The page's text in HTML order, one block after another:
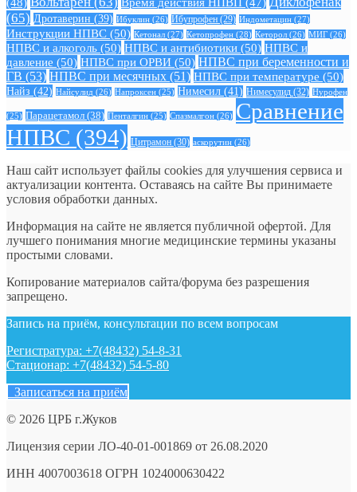
(65) Дротаверин (39) Ибуклин (26) Ибупрофен (29) Индометацин (27)
Инструкции НПВС (50) Кетонал (27) Кетопрофен (28) Кеторол (26) МИГ (26)
НПВС и алкоголь (50) НПВС и антибиотики (50) НПВС и
давление (50) НПВС при ОРВИ (50) НПВС при беременности и
ГВ (53) НПВС при месячных (51) НПВС при температуре (50)
Найз (42) Найсулид (26) Напроксен (25) Нимесил (41) Нимесулид (32) Нурофен
(25) Парацетамол (38) Пенталгин (25) Спазмалгон (26) Сравнение
НПВС (394) Цитрамон (30) аскорутин (26)
Наш сайт использует файлы cookies для улучшения сервиса и
актуализации контента. Оставаясь на сайте Вы принимаете
условия обработки данных.
Информация на сайте не является публичной офертой. Для
лучшего понимания многие медицинские термины указаны
простыми словами.
Копирование материалов сайта/форума без разрешения
запрещено.
Запись на приём, консультации по всем вопросам
Регистратура: +7(48432) 54-8-31
Стационар: +7(48432) 54-5-80
Записаться на приём
© 2026 ЦРБ г.Жуков
Лицензия серии ЛО-40-01-001869 от 26.08.2020
ИНН 4007003618 ОГРН 1024000630422